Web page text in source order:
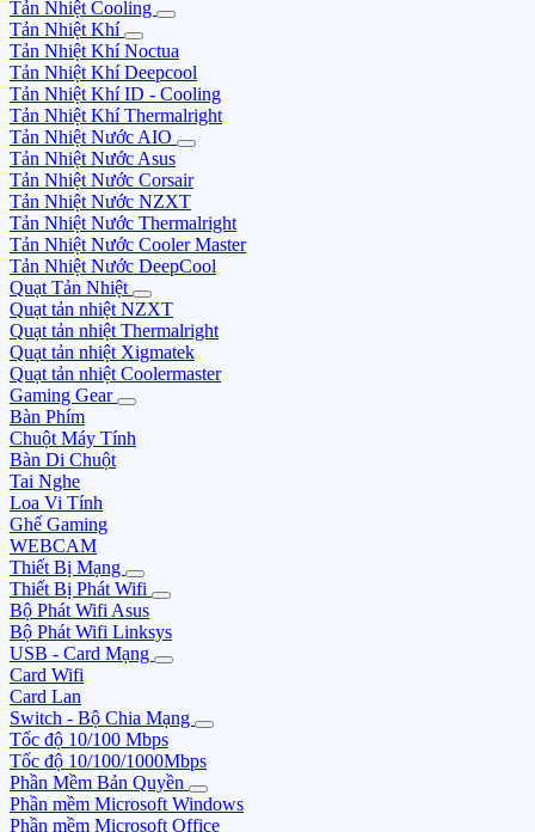
Tản Nhiệt Cooling
Tản Nhiệt Khí
Tản Nhiệt Khí Noctua
Tản Nhiệt Khí Deepcool
Tản Nhiệt Khí ID - Cooling
Tản Nhiệt Khí Thermalright
Tản Nhiệt Nước AIO
Tản Nhiệt Nước Asus
Tản Nhiệt Nước Corsair
Tản Nhiệt Nước NZXT
Tản Nhiệt Nước Thermalright
Tản Nhiệt Nước Cooler Master
Tản Nhiệt Nước DeepCool
Quạt Tản Nhiệt
Quạt tản nhiệt NZXT
Quạt tản nhiệt Thermalright
Quạt tản nhiệt Xigmatek
Quạt tản nhiệt Coolermaster
Gaming Gear
Bàn Phím
Chuột Máy Tính
Bàn Di Chuột
Tai Nghe
Loa Vi Tính
Ghế Gaming
WEBCAM
Thiết Bị Mạng
Thiết Bị Phát Wifi
Bộ Phát Wifi Asus
Bộ Phát Wifi Linksys
USB - Card Mạng
Card Wifi
Card Lan
Switch - Bộ Chia Mạng
Tốc độ 10/100 Mbps
Tốc độ 10/100/1000Mbps
Phần Mềm Bản Quyền
Phần mềm Microsoft Windows
Phần mềm Microsoft Office